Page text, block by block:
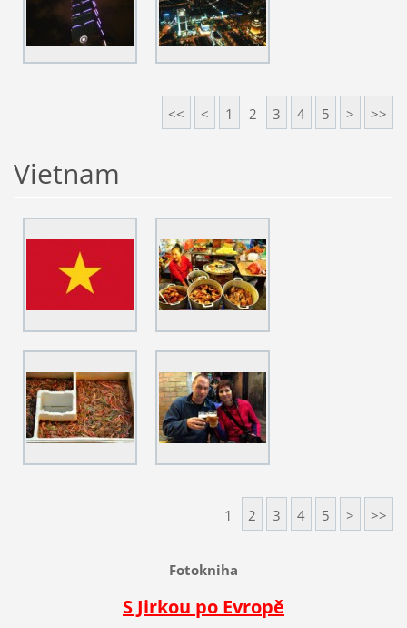
<< < 1 2 3 4 5 > >>
Vietnam
1 2 3 4 5 > >>
Fotokniha
S Jirkou po Evropě